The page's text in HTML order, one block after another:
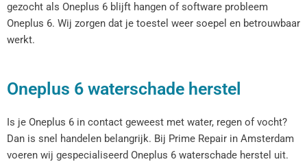
gezocht als Oneplus 6 blijft hangen of software probleem
Oneplus 6. Wij zorgen dat je toestel weer soepel en betrouwbaar
werkt.
Oneplus 6 waterschade herstel
Is je Oneplus 6 in contact geweest met water, regen of vocht?
Dan is snel handelen belangrijk. Bij Prime Repair in Amsterdam
voeren wij gespecialiseerd Oneplus 6 waterschade herstel uit.